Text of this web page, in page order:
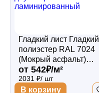
Гладкий лист Гладкий
полиэстер RAL 7024
(Мокрый асфальт)
3000*1250*0,45
двухсторонний
ламинированный
от 542₽/м²
2031 ₽/ шт
В корзину